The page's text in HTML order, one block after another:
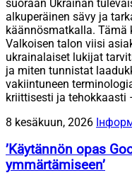
suoraan Ukrainan
alkuperäinen sävy ja
käännösmatkalla. Tämä
Valkoisen talon viisi
ukrainalaiset lukijat
ja miten tunnistat
vakiintuneen
kriittisesti ja tehokkaasti
8 kesäkuun, 2026
’Käytännön opas
ymmärtämiseen’